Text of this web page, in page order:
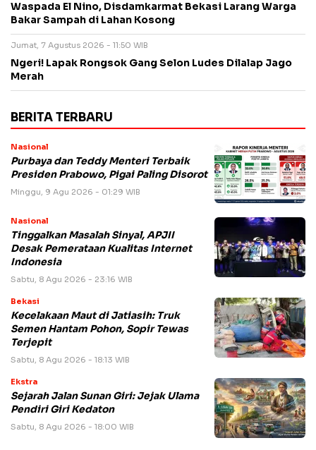
Waspada El Nino, Disdamkarmat Bekasi Larang Warga
Bakar Sampah di Lahan Kosong
Jumat, 7 Agustus 2026 - 11:50 WIB
Ngeri! Lapak Rongsok Gang Selon Ludes Dilalap Jago
Merah
BERITA TERBARU
Nasional
Purbaya dan Teddy Menteri Terbaik
Presiden Prabowo, Pigai Paling Disorot
Minggu, 9 Agu 2026 - 01:29 WIB
Nasional
Tinggalkan Masalah Sinyal, APJII
Desak Pemerataan Kualitas Internet
Indonesia
Sabtu, 8 Agu 2026 - 23:16 WIB
Bekasi
Kecelakaan Maut di Jatiasih: Truk
Semen Hantam Pohon, Sopir Tewas
Terjepit
Sabtu, 8 Agu 2026 - 18:13 WIB
Ekstra
Sejarah Jalan Sunan Giri: Jejak Ulama
Pendiri Giri Kedaton
Sabtu, 8 Agu 2026 - 18:00 WIB